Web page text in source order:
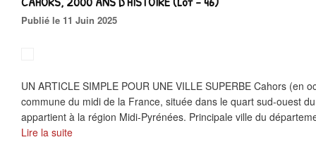
Publié le 11 Juin 2025
UN ARTICLE SIMPLE POUR UNE VILLE SUPERBE Cahors (en
commune du midi de la France, située dans le quart sud-ouest
appartient à la région Midi-Pyrénées. Principale ville du
Lire la suite